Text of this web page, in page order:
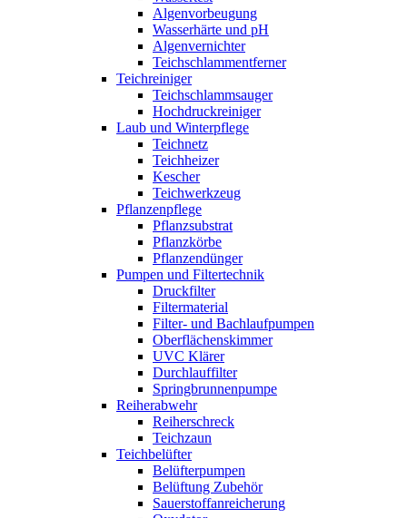
Algenvorbeugung
Wasserhärte und pH
Algenvernichter
Teichschlammentferner
Teichreiniger
Teichschlammsauger
Hochdruckreiniger
Laub und Winterpflege
Teichnetz
Teichheizer
Kescher
Teichwerkzeug
Pflanzenpflege
Pflanzsubstrat
Pflanzkörbe
Pflanzendünger
Pumpen und Filtertechnik
Druckfilter
Filtermaterial
Filter- und Bachlaufpumpen
Oberflächenskimmer
UVC Klärer
Durchlauffilter
Springbrunnenpumpe
Reiherabwehr
Reiherschreck
Teichzaun
Teichbelüfter
Belüfterpumpen
Belüftung Zubehör
Sauerstoffanreicherung